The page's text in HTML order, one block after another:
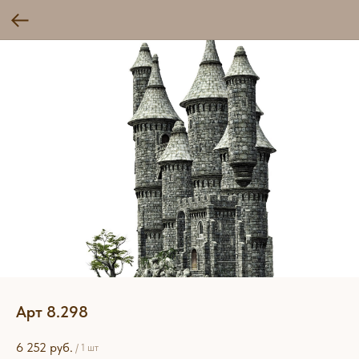
Арт 8.298
6 252 руб. / 1 шт